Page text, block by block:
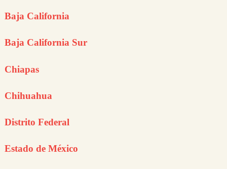
Baja California
Baja California Sur
Chiapas
Chihuahua
Distrito Federal
Estado de México